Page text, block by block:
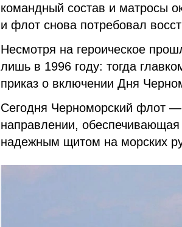
командный состав и матросы
и флот снова потребовал
Несмотря на героическое
лишь в 1996 году: тогда
приказ о включении Дня
Сегодня Черноморский флот
направлении, обеспечивающая
надежным щитом на морских